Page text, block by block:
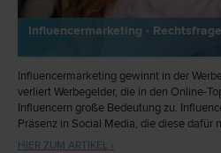
Influencermarketing -
Influencermarketing gewinnt in der
verliert Werbegelder, die in den Online-
Influencern große Bedeutung zu.
Präsenz in Social Media, die diese dafür
Dienstleistungen zu vermarkten. Es
HIER ZUM ARTIKEL ›